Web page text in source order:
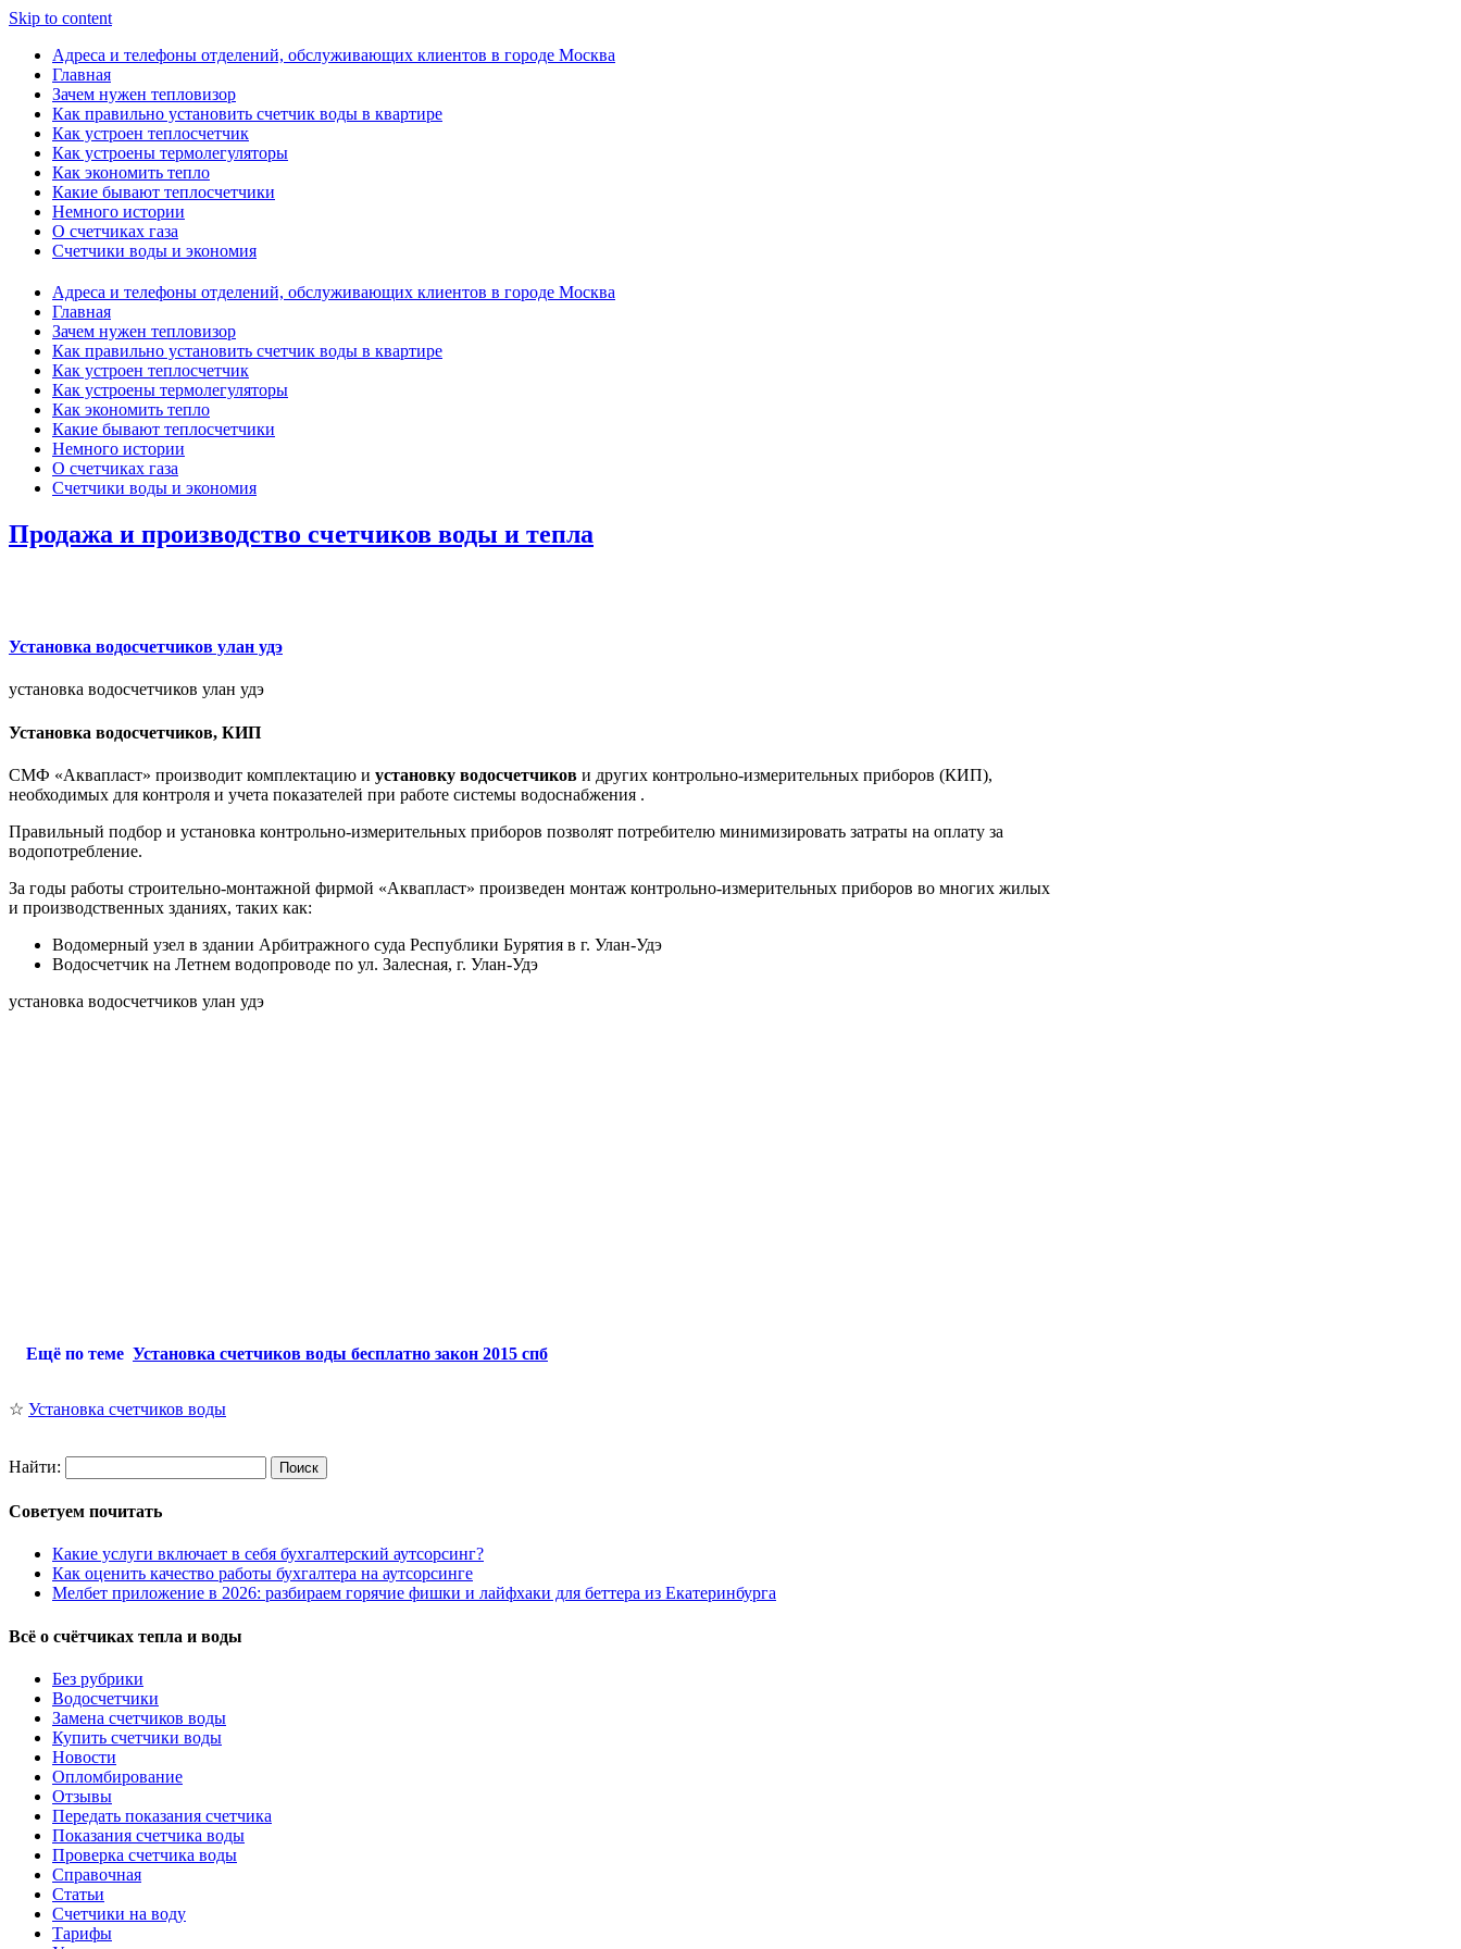
Skip to content
Адреса и телефоны отделений, обслуживающих клиентов в городе Москва
Главная
Зачем нужен тепловизор
Как правильно установить счетчик воды в квартире
Как устроен теплосчетчик
Как устроены термолегуляторы
Как экономить тепло
Какие бывают теплосчетчики
Немного истории
О счетчиках газа
Счетчики воды и экономия
Адреса и телефоны отделений, обслуживающих клиентов в городе Москва
Главная
Зачем нужен тепловизор
Как правильно установить счетчик воды в квартире
Как устроен теплосчетчик
Как устроены термолегуляторы
Как экономить тепло
Какие бывают теплосчетчики
Немного истории
О счетчиках газа
Счетчики воды и экономия
Продажа и производство счетчиков воды и тепла
Установка водосчетчиков улан удэ
установка водосчетчиков улан удэ
Установка водосчетчиков, КИП
СМФ «Аквапласт» производит комплектацию и установку водосчетчиков и других контрольно-измерительных приборов (КИП),
необходимых для контроля и учета показателей при работе системы водоснабжения .
Правильный подбор и установка контрольно-измерительных приборов позволят потребителю минимизировать затраты на оплату за
водопотребление.
За годы работы строительно-монтажной фирмой «Аквапласт» произведен монтаж контрольно-измерительных приборов во многих жилых
и производственных зданиях, таких как:
Водомерный узел в здании Арбитражного суда Республики Бурятия в г. Улан-Удэ
Водосчетчик на Летнем водопроводе по ул. Залесная, г. Улан-Удэ
установка водосчетчиков улан удэ
Ещё по теме Установка счетчиков воды бесплатно закон 2015 спб
☆ Установка счетчиков воды
Найти:
Советуем почитать
Какие услуги включает в себя бухгалтерский аутсорсинг?
Как оценить качество работы бухгалтера на аутсорсинге
Мелбет приложение в 2026: разбираем горячие фишки и лайфхаки для беттера из Екатеринбурга
Всё о счётчиках тепла и воды
Без рубрики
Водосчетчики
Замена счетчиков воды
Купить счетчики воды
Новости
Опломбирование
Отзывы
Передать показания счетчика
Показания счетчика воды
Проверка счетчика воды
Справочная
Статьи
Счетчики на воду
Тарифы